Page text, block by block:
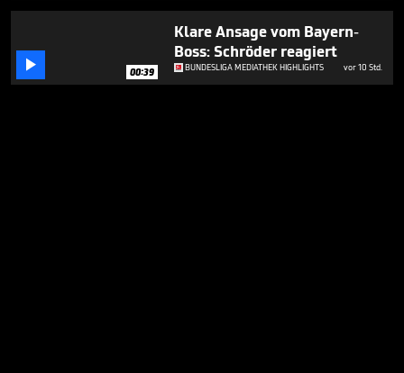
 00:39
Klare Ansage vom Bayern-
Boss: Schröder reagiert
BUNDESLIGA MEDIATHEK HIGHLIGHTS vor 10 Std.